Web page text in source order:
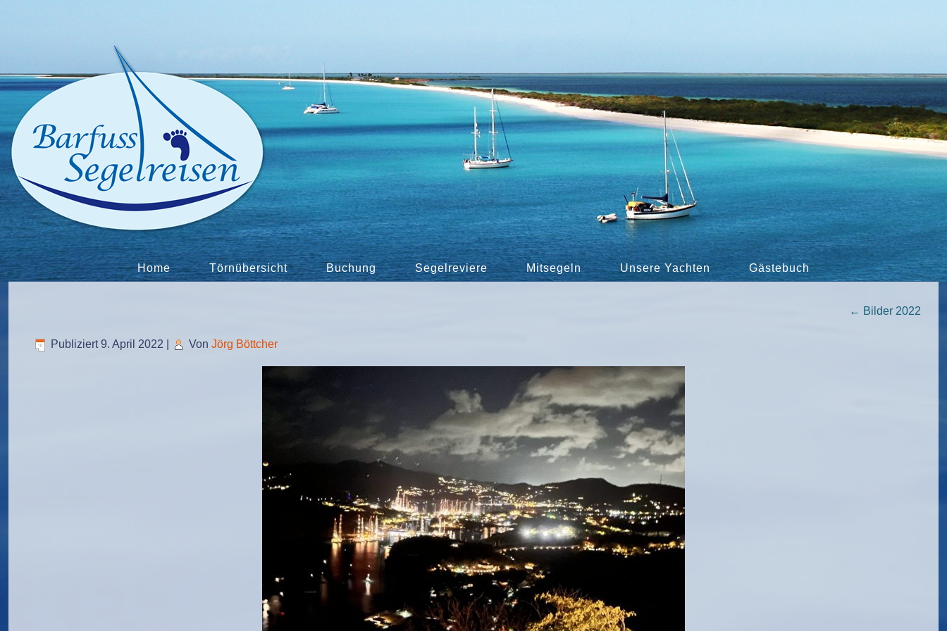
Home Törnübersicht Buchung Segelreviere Mitsegeln Unsere Yachten Gästebuch
← Bilder 2022
Publiziert 9. April 2022 Von Jörg Böttcher